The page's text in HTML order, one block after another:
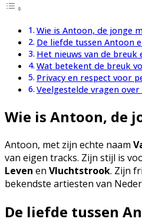
Wie is Antoon, de jonge
De liefde tussen Antoon
Het nieuws van de breuk
Wat betekent de breuk
Privacy en respect voor
Veelgestelde vragen
Wie is Antoon, de
Antoon, met zijn echte naam
van eigen tracks. Zijn stijl is
Leven en Vluchtstrook. Zijn
bekendste artiesten van
De liefde tussen